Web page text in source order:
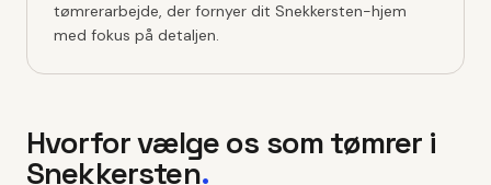
tømrerarbejde, der fornyer dit Snekkersten-hjem
med fokus på detaljen.
Hvorfor vælge os som tømrer i
Snekkersten.